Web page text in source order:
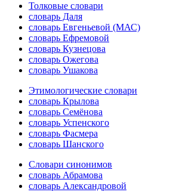
Толковые словари
словарь Даля
словарь Евгеньевой (МАС)
словарь Ефремовой
словарь Кузнецова
словарь Ожегова
словарь Ушакова
Этимологические словари
словарь Крылова
словарь Семёнова
словарь Успенского
словарь Фасмера
словарь Шанского
Словари синонимов
словарь Абрамова
словарь Александровой